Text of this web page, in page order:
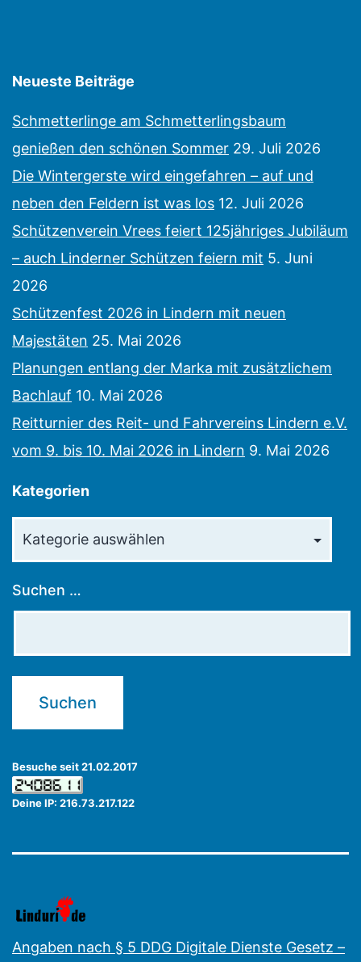
Neueste Beiträge
Schmetterlinge am Schmetterlingsbaum
genießen den schönen Sommer 29. Juli 2026
Die Wintergerste wird eingefahren – auf und
neben den Feldern ist was los 12. Juli 2026
Schützenverein Vrees feiert 125jähriges Jubiläum
– auch Linderner Schützen feiern mit 5. Juni
2026
Schützenfest 2026 in Lindern mit neuen
Majestäten 25. Mai 2026
Planungen entlang der Marka mit zusätzlichem
Bachlauf 10. Mai 2026
Reitturnier des Reit- und Fahrvereins Lindern e.V.
vom 9. bis 10. Mai 2026 in Lindern 9. Mai 2026
Kategorien
Suchen …
Besuche seit 21.02.2017
Deine IP: 216.73.217.122
Angaben nach § 5 DDG Digitale Dienste Gesetz –